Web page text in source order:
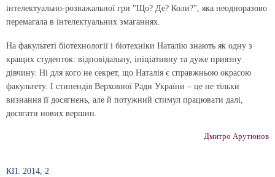
інтелектуально-розважальної гри "Що? Де? Коли?", яка неодноразово
перемагала в інтелектуальних змаганнях.
На факультеті біотехнології і біотехніки Наталію знають як одну з
кращих студенток: відповідальну, ініціативну та дуже приязну
дівчину. Ні для кого не секрет, що Наталія є справжньою окрасою
факультету. І стипендія Верховної Ради України – це не тільки
визнання її досягнень, але й потужний стимул працювати далі,
досягати нових вершин.
Дмитро Арутюнов
КП: 2014, 2